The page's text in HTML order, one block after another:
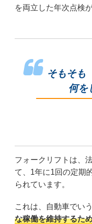
を両立した年次点検
そもそも
何を
フォークリフトは、
て、1年に1回の定期
られています。
これは、自動車でい
な稼働を維持するた